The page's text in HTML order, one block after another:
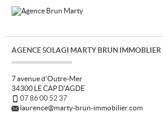
AGENCE SOLAGI MARTY BRUN IMMOBLIER
7 avenue d'Outre-Mer
34300 LE CAP D'AGDE
07 86 00 52 37
laurence@marty-brun-immobilier.com